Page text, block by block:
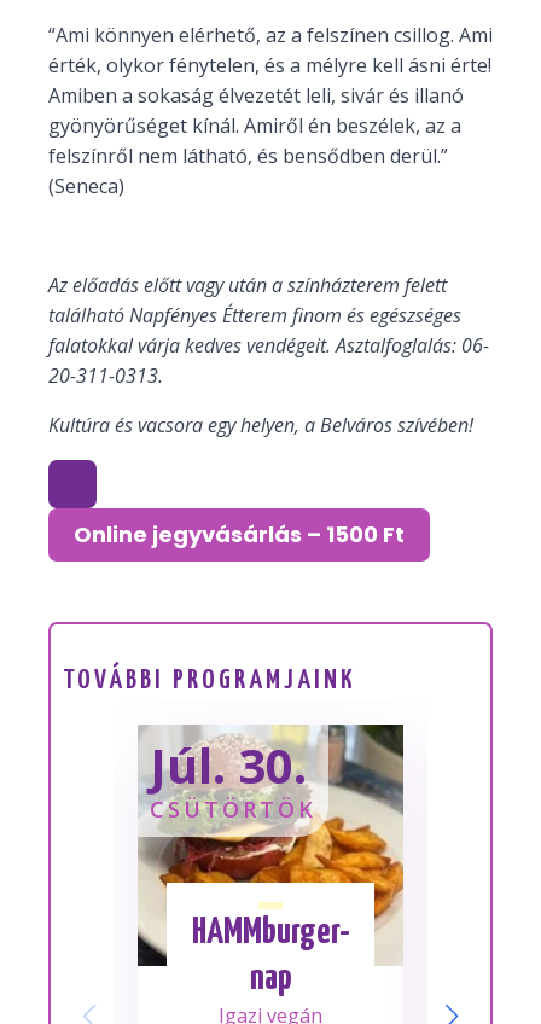
“Ami könnyen elérhető, az a felszínen csillog. Ami
érték, olykor fénytelen, és a mélyre kell ásni érte!
Amiben a sokaság élvezetét leli, sivár és illanó
gyönyörűséget kínál. Amiről én beszélek, az a
felszínről nem látható, és bensődben derül.”
(Seneca)
Az előadás előtt vagy után a színházterem felett
található Napfényes Étterem finom és egészséges
falatokkal várja kedves vendégeit. Asztalfoglalás: 06-
20-311-0313.
Kultúra és vacsora egy helyen, a Belváros szívében!
Online jegyvásárlás – 1500 Ft
TOVÁBBI PROGRAMJAINK
Júl. 30.
CSÜTÖRTÖK
HAMMburger-
nap
Igazi vegán